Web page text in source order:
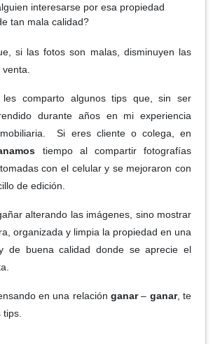
interesarse por esa propiedad
tan mala calidad?
si las fotos son malas, disminuyen las
comparto algunos tips que, sin ser
durante años en mi experiencia
Si eres cliente o colega, en
tiempo al compartir fotografías
con el celular y se mejoraron con
de edición.
alterando las imágenes, sino mostrar
organizada y limpia la propiedad en una
de buena calidad donde se aprecie el
en una relación ganar– ganar, te